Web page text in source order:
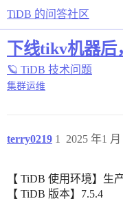
TiDB 的问答社区
下线tikv机器后
🪐 TiDB 技术问题
集群运维
terry0219 2025 年1 月
1
【 TiDB 使用环境】生
【 TiDB 版本】7.5.4